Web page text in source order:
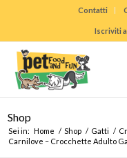
Contatti
Iscriviti
Shop
Sei in: Home / Shop / Gatti /
Carnilove – Crocchette Adulto